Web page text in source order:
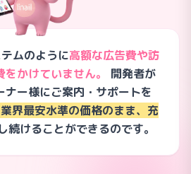
ムのように高額な広告費や訪
かけていません。
開発者が
ナー様にご案内・サポートを
業界最安水準の価格のまま、充
続けることができるのです。